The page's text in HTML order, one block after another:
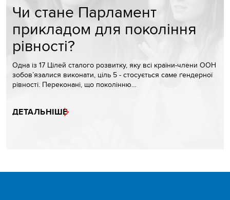
Чи стане Парламент
прикладом для покоління
рівності?
Одна із 17 Цілей сталого розвитку, яку всі країни-члени ООН
зобов’язалися виконати, ціль 5 - стосується саме ґендерної
рівності. Переконані, що поколінню…
ДЕТАЛЬНІШЕ